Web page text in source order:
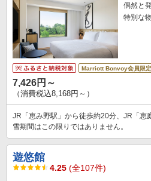
偶然と
特別な
Marriott Bonvoy会員限定
7,426円～
（消費税込8,168円～）
JR「恵み野駅」から徒歩約20分、JR「
雪期間はこの限りではありません。
遊悠館
4.25 (全107件)